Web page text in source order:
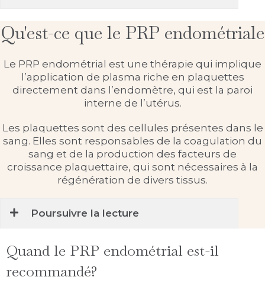
Qu'est-ce que le PRP endométriale
Le PRP endométrial est une thérapie qui implique
l’application de plasma riche en plaquettes
directement dans l’endomètre, qui est la paroi
interne de l’utérus.
Les plaquettes sont des cellules présentes dans le
sang. Elles sont responsables de la coagulation du
sang et de la production des facteurs de
croissance plaquettaire, qui sont nécessaires à la
régénération de divers tissus.
Poursuivre la lecture
Quand le PRP endométrial est-il
recommandé?